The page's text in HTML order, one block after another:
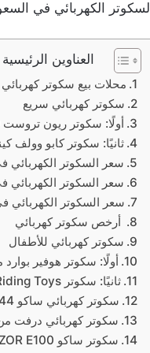
السكوتر الكهربائي في
العناوين الرئيسية
محلات بيع سكوتر
سكوتر كهربائي سريع
أولًا: سكوتر ريون تروست 2RE70
ثانيًا: سكوتر كابو وولف
سعر السكوتر الكهربائي
سعر السكوتر الكهربائي
سعر السكوتر الكهربائي
أرخص سكوتر كهربائي
سكوتر كهربائي للأطفال
أولًا: سكوتر هوفير
ثانيًا: سكوتر Riding Toys
سكوتر كهربائي ساكو 1444
سكوتر كهربائي درفت
سكوتر ساكو RAZOR E100